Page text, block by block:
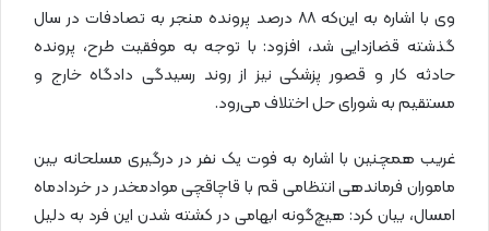
وی با اشاره به این‌که ۸۸ درصد پرونده منجر به تصادفات در سال
گذشته قضازدایی شد، افزود: با توجه به موفقیت طرح، پرونده
حادثه کار و قصور پزشکی نیز از روند رسیدگی دادگاه خارج و
مستقیم به شورای حل اختلاف می‌رود.
غریب همچنین با اشاره به فوت یک نفر در درگیری مسلحانه بین
ماموران فرماندهی انتظامی قم با قاچاقچی موادمخدر در خردادماه
امسال،‌ بیان کرد: هیچ‌گونه ابهامی در کشته شدن این فرد به دلیل